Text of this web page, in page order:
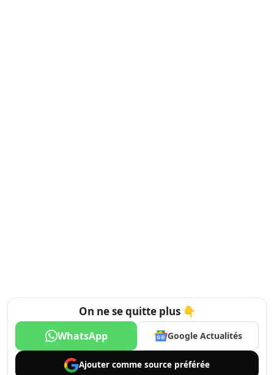
On ne se quitte plus 👇
WhatsApp Google Actualités
Ajouter comme source préférée